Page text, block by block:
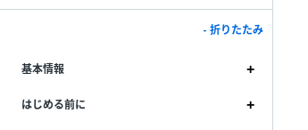
- 折りたたみ
基本情報
はじめる前に